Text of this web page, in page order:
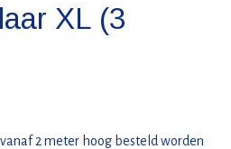
XL (3
2 meter hoog besteld worden